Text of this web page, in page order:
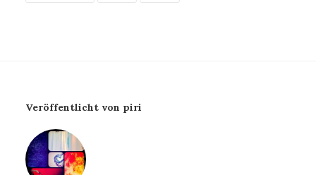
Veröffentlicht von piri